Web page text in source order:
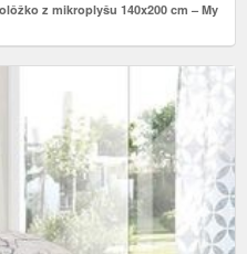
z mikroplyšu 140x200 cm – My